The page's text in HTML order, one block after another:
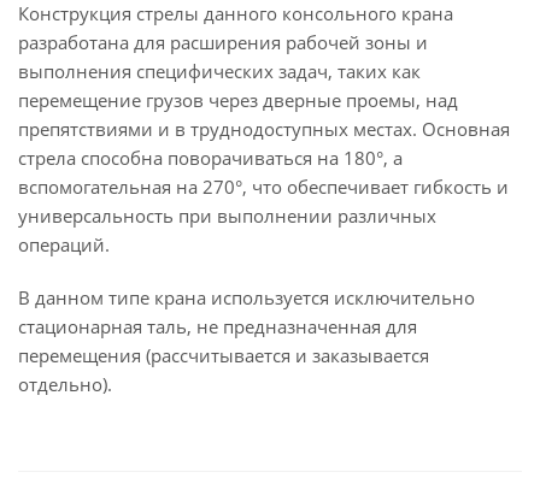
Конструкция стрелы данного консольного крана
разработана для расширения рабочей зоны и
выполнения специфических задач, таких как
перемещение грузов через дверные проемы, над
препятствиями и в труднодоступных местах. Основная
стрела способна поворачиваться на 180°, а
вспомогательная на 270°, что обеспечивает гибкость и
универсальность при выполнении различных
операций.
В данном типе крана используется исключительно
стационарная таль, не предназначенная для
перемещения (рассчитывается и заказывается
отдельно).